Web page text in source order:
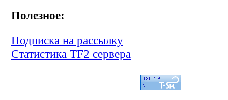
Полезное:
Подписка на рассылку
Статистика TF2 сервера